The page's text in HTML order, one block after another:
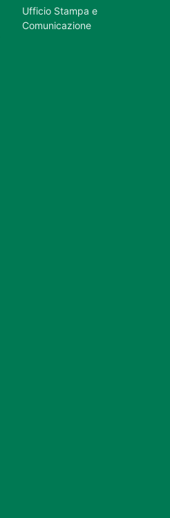
Ufficio Stampa e
Comunicazione